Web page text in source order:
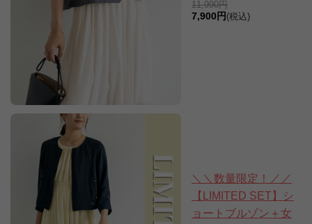
11,990円
7,900円 (税込)
＼＼数量限定！／／
【LIMITED SET】シ
ョートブルゾン＋女